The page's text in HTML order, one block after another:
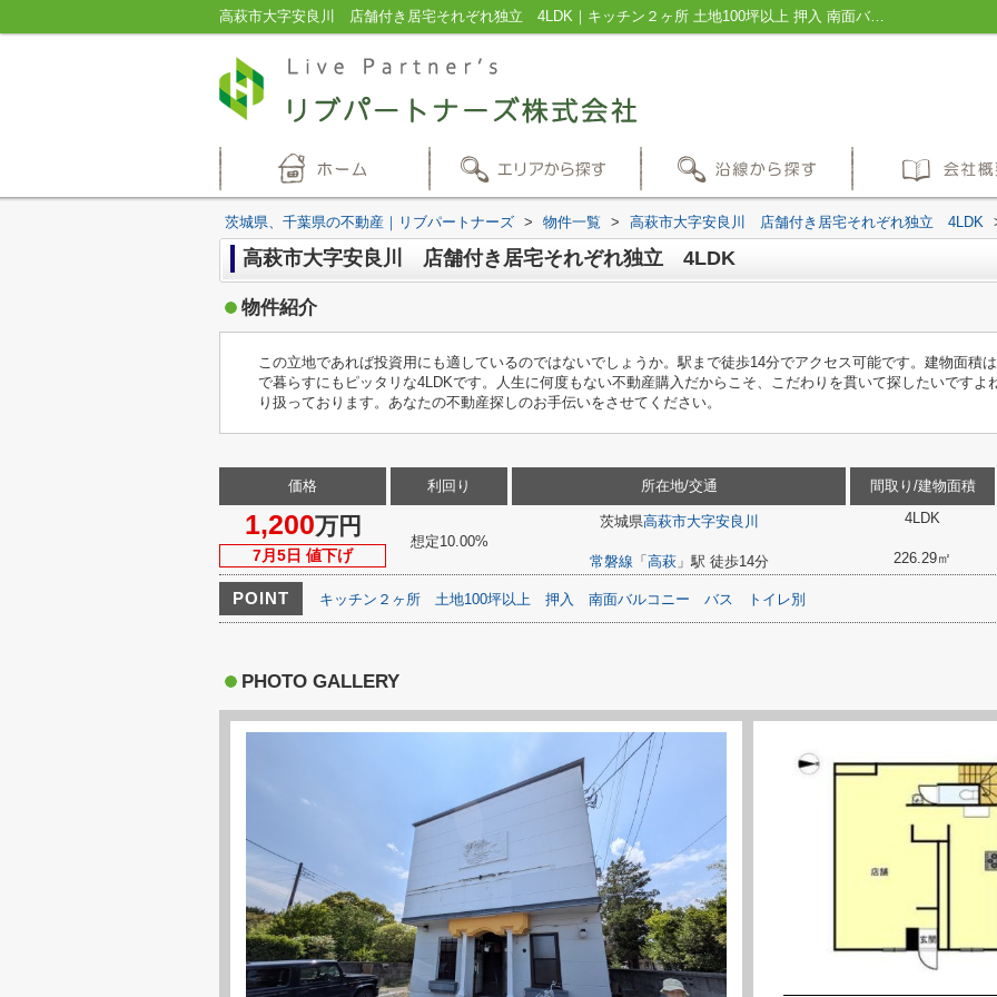
高萩市大字安良川 店舗付き居宅それぞれ独立 4LDK｜キッチン２ヶ所 土地100坪以上 押入 南面バルコニー バス・トイレ別｜茨城県、千葉県の不動産｜リブパートナーズ
茨城県、千葉県の不動産｜リブパートナーズ > 物件一覧 > 高萩市大字安良川 店舗付き居宅それぞれ独立 4LDK
高萩市大字安良川 店舗付き居宅それぞれ独立 4LDK
物件紹介
この立地であれば投資用にも適しているのではないでしょうか。駅まで徒歩14分でアクセス可能です。建物面積
で暮らすにもピッタリな4LDKです。人生に何度もない不動産購入だからこそ、こだわりを貫いて探したいですよ
り扱っております。あなたの不動産探しのお手伝いをさせてください。
価格
1,200万円
7月5日 値下げ
利回り
想定10.00%
所在地/交通
茨城県高萩市大字安良川
常磐線 「 高萩」駅 徒歩14分
間取り/建物面積
4LDK
226.29㎡
POINT キッチン２ヶ所 土地100坪以上 押入 南面バルコニー バス トイレ別
PHOTO GALLERY